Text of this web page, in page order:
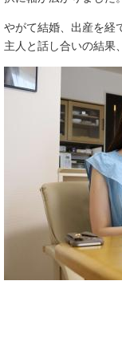
やがて結婚、出産を経
主人と話し合いの結果